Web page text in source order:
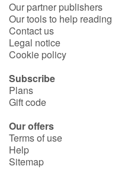
Blog
Learn french with Storyplay'r
French book lists for children
Reading for children
Activities and workshops
Our partner publishers
Our tools to help reading
Contact us
Legal notice
Cookie policy
Subscribe
Plans
Gift code
Our offers
Terms of use
Help
Sitemap